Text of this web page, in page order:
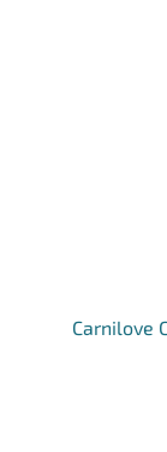
Carnilove